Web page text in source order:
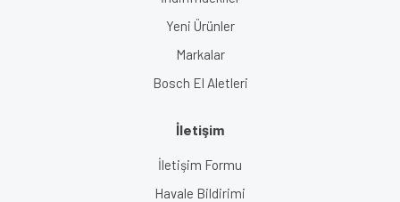
Yeni Ürünler
Markalar
Bosch El Aletleri
İletişim
İletişim Formu
Havale Bildirimi